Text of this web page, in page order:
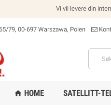
Vi vil levere din
79, 00-697 Warszawa, Polen
home HOME SATELLITT-